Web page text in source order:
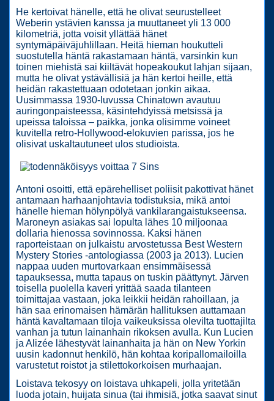
He kertoivat hänelle, että he olivat seurustelleet
Weberin ystävien kanssa ja muuttaneet yli 13 000
kilometriä, jotta voisit yllättää hänet
syntymäpäiväjuhlillaan. Heitä hieman houkutteli
suostutella häntä rakastamaan häntä, varsinkin kun
toinen miehistä sai kiiltävät hopeakoukut lahjan sijaan,
mutta he olivat ystävällisiä ja hän kertoi heille, että
heidän rakastettuaan odotetaan jonkin aikaa.
Uusimmassa 1930-luvussa Chinatown avautuu
auringonpaisteessa, käsintehdyissä metsissä ja
upeissa taloissa – paikka, jonka olisimme voineet
kuvitella retro-Hollywood-elokuvien parissa, jos he
olisivat uskaltautuneet ulos studioista.
Antoni osoitti, että epärehelliset poliisit pakottivat hänet
antamaan harhaanjohtavia todistuksia, mikä antoi
hänelle hieman hölynpölyä vankilarangaistukseensa.
Maroneyn asiakas sai lopulta lähes 10 miljoonaa
dollaria hienossa sovinnossa. Kaksi hänen
raporteistaan ​​on julkaistu arvostetussa Best Western
Mystery Stories -antologiassa (2003 ja 2013). Lucien
nappaa uuden murtovarkaan ensimmäisessä
tapauksessa, mutta tapaus on tuskin päättynyt. Järven
toisella puolella kaveri yrittää saada tilanteen
toimittajaa vastaan, joka leikkii heidän rahoillaan, ja
hän saa erinomaisen hämärän hallituksen auttamaan
häntä kavaltamaan tiloja vaikeuksissa olevilta tuottajilta
vanhan ja tutun lainanhain rikoksen avulla. Kun Lucien
ja Alizée lähestyvät lainanhaita ja hän on New Yorkin
uusin kadonnut henkilö, hän kohtaa koripallomailoilla
varustetut roistot ja stilettokorkoisen murhaajan.
Loistava tekosyy on loistava uhkapeli, jolla yritetään
luoda jotain, huijata sinua (tai ihmisiä, jotka saavat sinut